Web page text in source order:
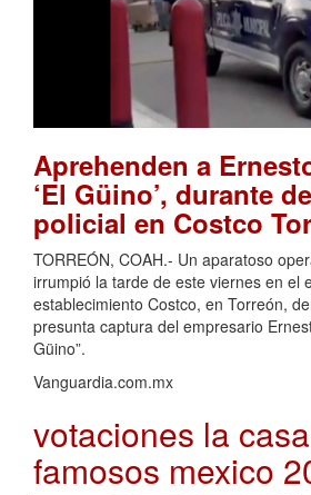
Aprehenden a
‘El Güino’, durante
policial en Costco
TORREÓN, COAH.- Un aparatoso
irrumpió la tarde de este viernes en el
establecimiento Costco, en Torreón,
presunta captura del empresario
Güino”.
Vanguardia.com.mx
votaciones la
famosos mexico